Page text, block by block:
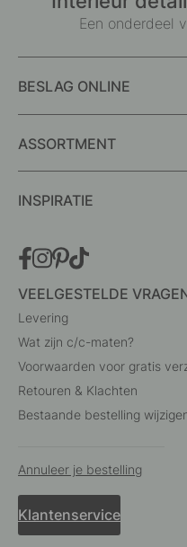
Een onderdeel
BESLAG ONLINE
ASSORTMENT
INSPIRATIE
VEELGESTELDE
Levering
Wat zijn c/c-maten?
Voorwaarden voor gratis
Retouren & Klachten
Bestaande bestelling
Annuleer je bestelling
Klantenservice